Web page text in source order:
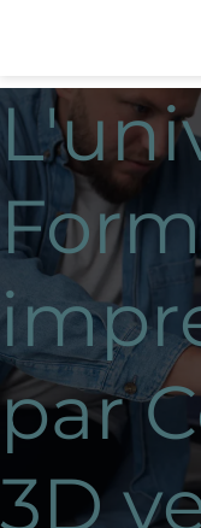
par
3D